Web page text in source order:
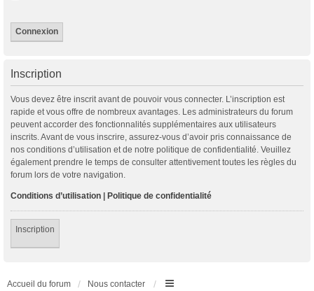
Inscription
Vous devez être inscrit avant de pouvoir vous connecter. L’inscription est
rapide et vous offre de nombreux avantages. Les administrateurs du forum
peuvent accorder des fonctionnalités supplémentaires aux utilisateurs
inscrits. Avant de vous inscrire, assurez-vous d’avoir pris connaissance de
nos conditions d’utilisation et de notre politique de confidentialité. Veuillez
également prendre le temps de consulter attentivement toutes les règles du
forum lors de votre navigation.
Conditions d’utilisation | Politique de confidentialité
Inscription
Accueil du forum Nous contacter